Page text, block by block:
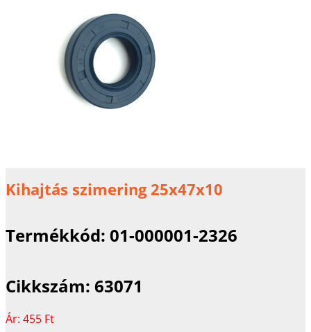
Kihajtás szimering 25x47x10
Termékkód: 01-000001-2326
Cikkszám: 63071
Ár: 455 Ft